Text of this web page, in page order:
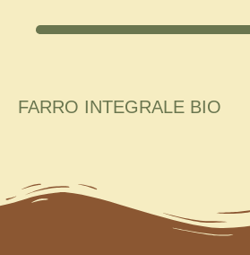
FARRO INTEGRALE BIO